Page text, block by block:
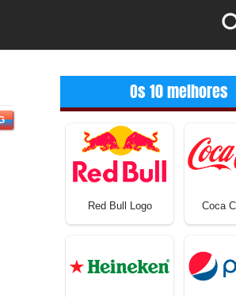
Os 10 melhores
Red Bull Logo Coca